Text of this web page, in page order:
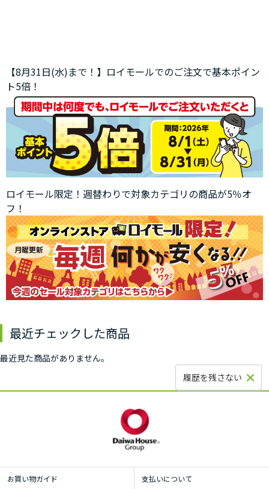
【8月31日(水)まで！】ロイモールでのご注文で基本ポイン
ト5倍！
ロイモール限定！週替わりで対象カテゴリの商品が5％オ
フ！
最近チェックした商品
最近見た商品がありません。
履歴を残さない
お買い物ガイド 支払いについて